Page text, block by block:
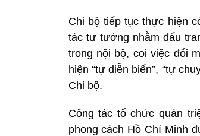
Chi bộ tiếp tục thực hiện
tác tư tưởng nhằm đấu
trong nội bộ, coi việc đổi
hiện “tự diễn biến”, “tự
Chi bộ.
Công tác tổ chức quán
phong cách Hồ Chí Minh